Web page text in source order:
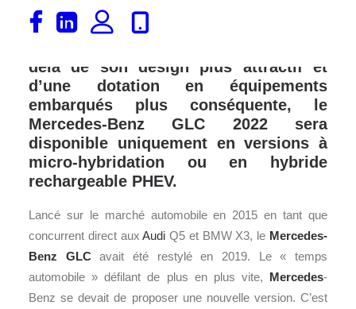
Le best-seller Mercedes de ces deux
dernières années se présente en une
delà de son design plus attractif et
d’une dotation en équipements
embarqués plus conséquente, le
Mercedes-Benz GLC 2022 sera
disponible uniquement en versions à
micro-hybridation ou en hybride
rechargeable PHEV.
Lancé sur le marché automobile en 2015 en tant que
concurrent direct auxAudi Q5 et BMW X3, le Mercedes-
Benz GLCavait été restylé en 2019. Le « temps
automobile » défilant de plus en plus vite, Mercedes-
Benz se devait de proposer une nouvelle version. C’est